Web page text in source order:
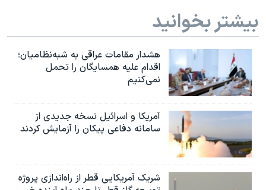
بیشتر بخوانید
هشدار مقامات عراقی به شبه‌نظامیان؛
اقدام علیه همسایگان را تحمل
نمی‌کنیم
آمریکا و اسرائیل نسخه جدیدی از
سامانه دفاعی پیکان را آزمایش کردند
شریک آمریکایی قطر از راه‌اندازی پروژه